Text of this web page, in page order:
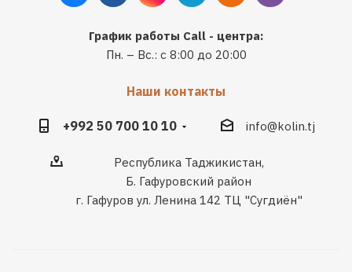
График работы Call - центра:
Пн. – Вс.: с 8:00 до 20:00
Наши контакты
+992 50 700 10 10 info@kolin.tj
Республика Таджикистан,
Б. Гафуровский район
г. Гафуров ул. Ленина 142 ТЦ "Сугдиён"